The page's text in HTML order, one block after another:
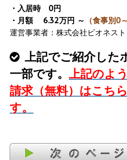
・入居時 0円
・月額 6.32万円 ～ （食事別0
運営事業者：株式会社ビオネスト
上記でご紹介した
一部です。 上記のよ
請求（無料）はこち
す。